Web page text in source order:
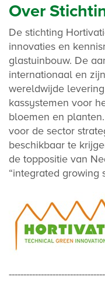
Over
De stichting
innovaties en
glastuinbouw. De
internationaal en
wereldwijde
kassystemen voor
bloemen en
voor de sector
beschikbaar te
de toppositie van
“integrated growing